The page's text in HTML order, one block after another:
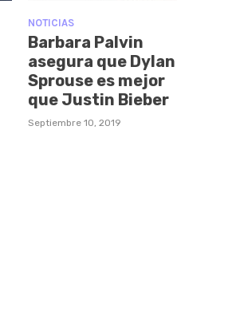
NOTICIAS
Barbara Palvin
asegura que Dylan
Sprouse es mejor
que Justin Bieber
Septiembre 10, 2019